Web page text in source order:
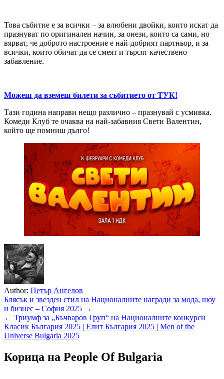
Това събитие е за всички – за влюбени двойки, които искат да
празнуват по оригинален начин, за онези, които са сами, но
вярват, че доброто настроение е най-добрият партньор, и за
всички, които обичат да се смеят и търсят качествено
забавление.
Можеш да вземеш билети за събитието от ТУК!
Тази година направи нещо различно – празнувай с усмивка.
Комеди Клуб те очаква на най-забавния Свети Валентин,
който ще помниш дълго!
Author: Петър Ангелов
Навигация
Блясък и звезден стил на Националните награди за мода, шоу
и бизнес – София 2025 →
← Триумф за „Бъчваров Груп“ на Националните конкурси
Класик България 2025 | Елит България 2025 | Men of the
Universe Bulgaria 2025
Корица на People Of Bulgaria